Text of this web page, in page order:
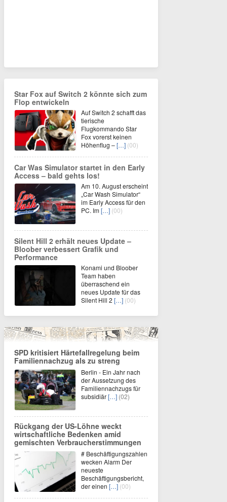
Star Fox auf Switch 2 könnte sich zum
Flop entwickeln
Auf Switch 2 schafft das
tierische
Flugkommando Star
Fox vorerst keinen
Höhenflug –[…] (00)
Car Was Simulator startet in den Early
Access – bald gehts los!
Am 10. August erscheint
„Car Wash Simulator“
im Early Access für den
PC. Im[…] (00)
Silent Hill 2 erhält neues Update –
Bloober verbessert Grafik und
Performance
Konami und Bloober
Team haben
überraschend ein
neues Update für das
Silent Hill 2 […] (00)
SPD kritisiert Härtefallregelung beim
Familiennachzug als zu streng
Berlin - Ein Jahr nach
der Aussetzung des
Familiennachzugs für
subsidiär[…] (02)
Rückgang der US-Löhne weckt
wirtschaftliche Bedenken amid
gemischten Verbraucherstimmungen
# Beschäftigungszahlen
wecken Alarm Der
neueste
Beschäftigungsbericht,
der einen […] (00)